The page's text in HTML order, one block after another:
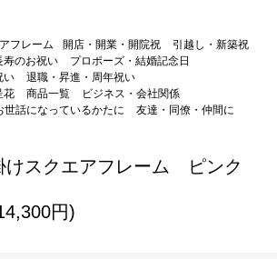
フレーム 開店・開業・開院祝
引越し・新築祝
寿のお祝い
プロポーズ・結婚記念日
い
退職・昇進・周年祝い
花
商品一覧
ビジネス・会社関係
世話になっているかたに
友達・同僚・仲間に
けスクエアフレーム ピンク
円)